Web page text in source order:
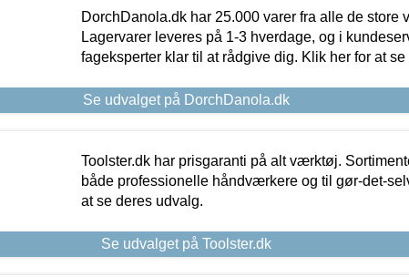
DorchDanola.dk har 25.000 varer fra alle de
Lagervarer leveres på 1-3 hverdage, og i
fageksperter klar til at rådgive dig. Klik her for at
Se udvalget på DorchDanola.dk
Toolster.dk har prisgaranti på alt værktøj.
både professionelle håndværkere og til gør-det-
at se deres udvalg.
Se udvalget på Toolster.dk